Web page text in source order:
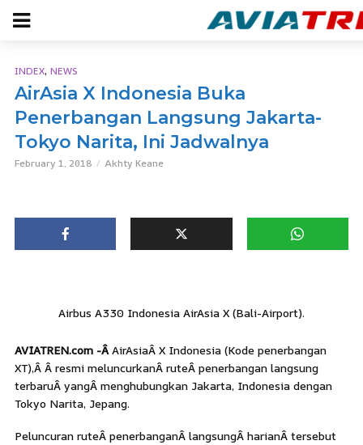
INDEX, NEWS
AirAsia X Indonesia Buka
Penerbangan Langsung Jakarta-
Tokyo Narita, Ini Jadwalnya
February 1, 2018 Akhty Keane
Airbus A330 Indonesia AirAsia X (Bali-Airport).
AVIATREN.com -ÂAirAsiaÂ X Indonesia (Kode penerbangan
XT),Â Â resmi meluncurkanÂ ruteÂ penerbangan langsung
terbaruÂ yangÂ menghubungkan Jakarta, Indonesia dengan
Tokyo Narita, Jepang.
Peluncuran ruteÂ penerbanganÂ langsungÂ harianÂ tersebut